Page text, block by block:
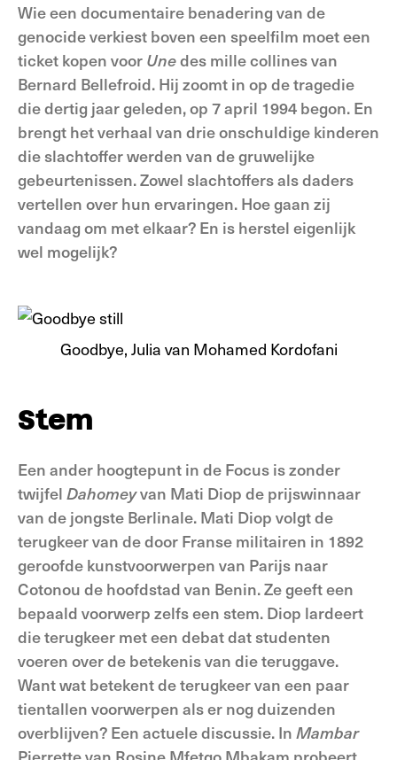
Wie een documentaire benadering van de
genocide verkiest boven een speelfilm moet een
ticket kopen voor Unedes mille collines van
Bernard Bellefroid. Hij zoomt in op de tragedie
die dertig jaar geleden, op 7 april 1994 begon. En
brengt het verhaal van drie onschuldige kinderen
die slachtoffer werden van de gruwelijke
gebeurtenissen. Zowel slachtoffers als daders
vertellen over hun ervaringen. Hoe gaan zij
vandaag om met elkaar? En is herstel eigenlijk
wel mogelijk?
Goodbye, Julia van Mohamed Kordofani
Stem
Een ander hoogtepunt in de Focus is zonder
twijfel Dahomeyvan Mati Diop de prijswinnaar
van de jongste Berlinale. Mati Diop volgt de
terugkeer van de door Franse militairen in 1892
geroofde kunstvoorwerpen van Parijs naar
Cotonou de hoofdstad van Benin. Ze geeft een
bepaald voorwerp zelfs een stem. Diop lardeert
die terugkeer met een debat dat studenten
voeren over de betekenis van die teruggave.
Want wat betekent de terugkeer van een paar
tientallen voorwerpen als er nog duizenden
overblijven? Een actuele discussie. In Mambar